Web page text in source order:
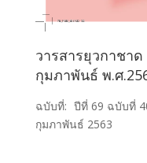
วารสารยุวกาชา
กุมภาพันธ์ พ.ศ
ฉบับที่: ปีที่ 69 ฉบับที่
กุมภาพันธ์ 2563